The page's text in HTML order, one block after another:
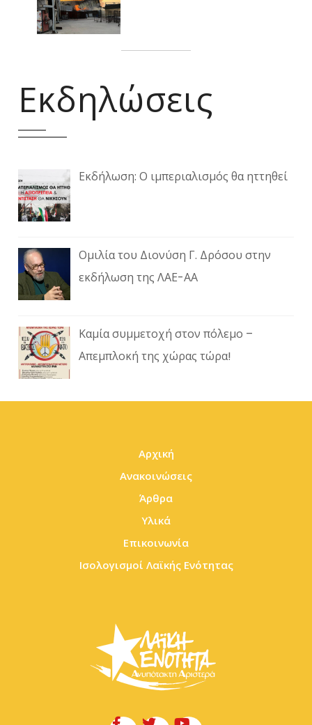
Εκδηλώσεις
Εκδήλωση: Ο ιμπεριαλισμός θα ηττηθεί
Ομιλία του Διονύση Γ. Δρόσου στην
εκδήλωση της ΛΑΕ-ΑΑ
Καμία συμμετοχή στον πόλεμο –
Απεμπλοκή της χώρας τώρα!
Αρχική
Ανακοινώσεις
Άρθρα
Υλικά
Επικοινωνία
Ισολογισμοί Λαϊκής Ενότητας